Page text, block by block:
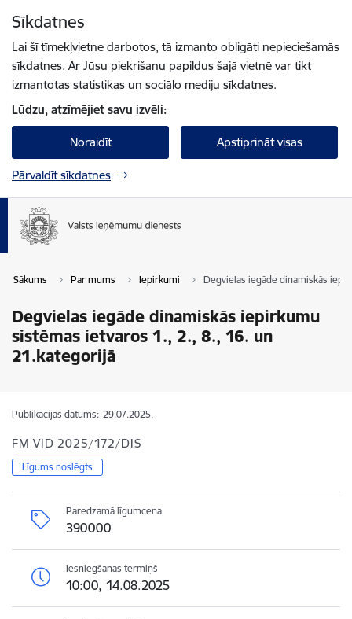
Sīkdatnes
Lai šī tīmekļvietne darbotos, tā izmanto obligāti nepieciešamās
sīkdatnes. Ar Jūsu piekrišanu papildus šajā vietnē var tikt
izmantotas statistikas un sociālo mediju sīkdatnes.
Lūdzu, atzīmējiet savu izvēli:
Noraidīt Apstiprināt visas
Pārvaldīt sīkdatnes
Sākums Par mums Iepirkumi Degvielas iegāde dinamiskās
Degvielas iegāde dinamiskās iepirkumu
sistēmas ietvaros 1., 2., 8., 16. un
21.kategorijā
Publikācijas datums: 29.07.2025.
FM VID 2025/172/DIS
Līgums noslēgts
Paredzamā līgumcena
390000
Iesniegšanas termiņš
10:00, 14.08.2025